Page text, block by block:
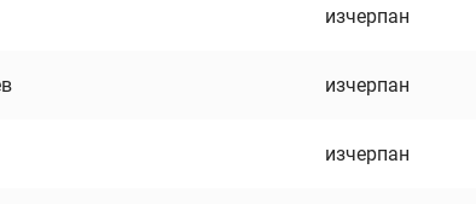
изчерпан
изчерпан
изчерпан